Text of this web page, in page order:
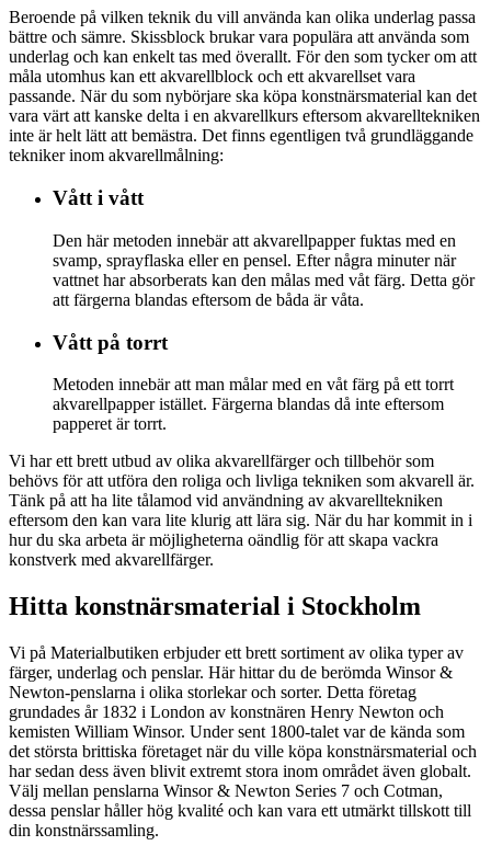
Beroende på vilken teknik du vill använda kan olika underlag passa
bättre och sämre. Skissblock brukar vara populära att använda som
underlag och kan enkelt tas med överallt. För den som tycker om att
måla utomhus kan ett akvarellblock och ett akvarellset vara
passande. När du som nybörjare ska köpa konstnärsmaterial kan det
vara värt att kanske delta i en akvarellkurs eftersom akvarelltekniken
inte är helt lätt att bemästra. Det finns egentligen två grundläggande
tekniker inom akvarellmålning:
Vått i vått
Den här metoden innebär att akvarellpapper fuktas med en
svamp, sprayflaska eller en pensel. Efter några minuter när
vattnet har absorberats kan den målas med våt färg. Detta gör
att färgerna blandas eftersom de båda är våta.
Vått på torrt
Metoden innebär att man målar med en våt färg på ett torrt
akvarellpapper istället. Färgerna blandas då inte eftersom
papperet är torrt.
Vi har ett brett utbud av olika akvarellfärger och tillbehör som
behövs för att utföra den roliga och livliga tekniken som akvarell är.
Tänk på att ha lite tålamod vid användning av akvarelltekniken
eftersom den kan vara lite klurig att lära sig. När du har kommit in i
hur du ska arbeta är möjligheterna oändlig för att skapa vackra
konstverk med akvarellfärger.
Hitta konstnärsmaterial i Stockholm
Vi på Materialbutiken erbjuder ett brett sortiment av olika typer av
färger, underlag och penslar. Här hittar du de berömda Winsor &
Newton-penslarna i olika storlekar och sorter. Detta företag
grundades år 1832 i London av konstnären Henry Newton och
kemisten William Winsor. Under sent 1800-talet var de kända som
det största brittiska företaget när du ville köpa konstnärsmaterial och
har sedan dess även blivit extremt stora inom området även globalt.
Välj mellan penslarna Winsor & Newton Series 7 och Cotman,
dessa penslar håller hög kvalité och kan vara ett utmärkt tillskott till
din konstnärssamling.